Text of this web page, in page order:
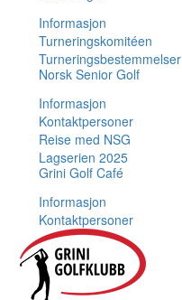
Informasjon
Turneringskomitéen
Turneringsbestemmelser
Norsk Senior Golf
Informasjon
Kontaktpersoner
Reise med NSG
Lagserien 2025
Grini Golf Café
Informasjon
Kontaktpersoner